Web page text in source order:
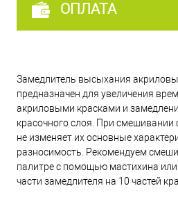
ОПЛАТА
Замедлитель высыхания
предназначен для увеличения
акриловыми красками и
красочного слоя. При
не изменяет их основные
разносимость. Рекомендуем
палитре с помощью мастихина или
части замедлителя на 10 частей